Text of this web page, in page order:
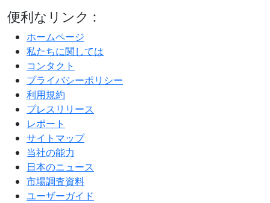
便利なリンク :
ホームページ
私たちに関しては
コンタクト
プライバシーポリシー
利用規約
プレスリリース
レポート
サイトマップ
当社の能力
日本のニュース
市場調査資料
ユーザーガイド